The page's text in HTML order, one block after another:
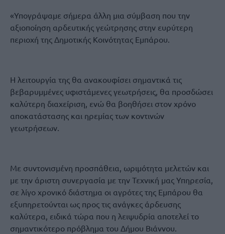
«Υπογράψαμε σήμερα άλλη μια σύμβαση που την
αξιοποίηση αρδευτικής γεώτρησης στην ευρύτερη
περιοχή της Δημοτικής Κοινότητας Εμπάρου.
Η λειτουργία της θα ανακουφίσει σημαντικά τις
βεβαρυμμένες υφιστάμενες γεωτρήσεις, θα προσδώσει
καλύτερη διαχείριση, ενώ θα βοηθήσει στον χρόνο
αποκατάστασης και ηρεμίας των κοντινών
γεωτρήσεων.
Με συντονισμένη προσπάθεια, ωριμότητα μελετών και
με την άριστη συνεργασία με την Τεχνική μας Υπηρεσία,
σε λίγο χρονικό διάστημα οι αγρότες της Εμπάρου θα
εξυπηρετούνται ως προς τις ανάγκες άρδευσης
καλύτερα, ειδικά τώρα που η λειψυδρία αποτελεί το
σημαντικότερο πρόβλημα του Δήμου Βιάννου.